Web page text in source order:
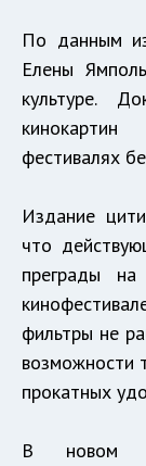
По данным
Елены
культуре.
фестивалях
Издание
что
преграды
фильтры не
возможности
прокатных
В новом